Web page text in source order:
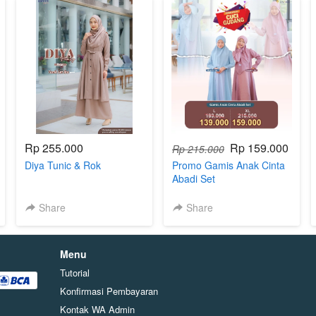
Rp 255.000
Diya Tunic & Rok
Share
Rp 215.000 Rp 159.000
Promo Gamis Anak Cinta
Abadi Set
Share
Menu
Tutorial
Konfirmasi Pembayaran
Kontak WA Admin